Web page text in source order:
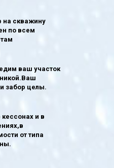
на скважину
по всем
ваш участок
забор целы.
и в
от типа